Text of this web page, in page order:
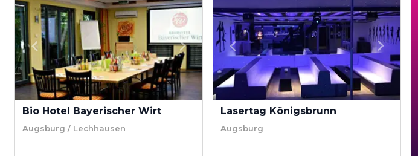
Bio Hotel Bayerischer Wirt
Augsburg / Lechhausen
Lasertag Königsbrunn
Augsburg